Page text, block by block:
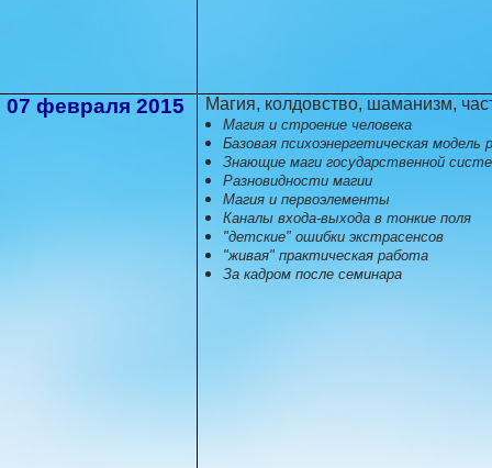
07 февраля 2015 Магия, колдовство, шаманизм,
Магия и строение человека
Базовая психоэнергетическая модель
Знающие маги государственной
Разновидности магии
Магия и первоэлементы
Каналы входа-выхода в тонкие поля
"детские" ошибки экстрасенсов
"живая" практическая работа
За кадром после семинара